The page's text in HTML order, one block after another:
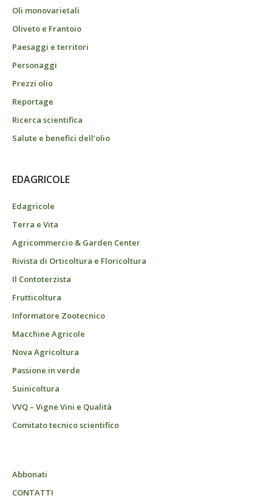
Oli monovarietali
Oliveto e Frantoio
Paesaggi e territori
Personaggi
Prezzi olio
Reportage
Ricerca scientifica
Salute e benefici dell’olio
EDAGRICOLE
Edagricole
Terra e Vita
Agricommercio & Garden Center
Rivista di Orticoltura e Floricoltura
Il Contoterzista
Frutticoltura
Informatore Zootecnico
Macchine Agricole
Nova Agricoltura
Passione in verde
Suinicoltura
VVQ – Vigne Vini e Qualità
Comitato tecnico scientifico
Abbonati
CONTATTI